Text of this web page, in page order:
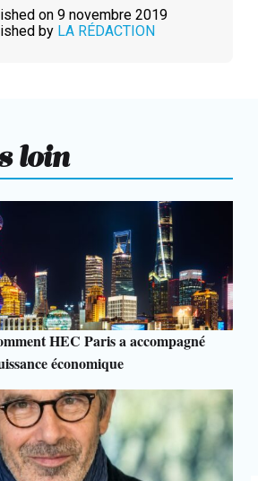
on 9 novembre 2019
by LA RÉDACTION
loin
HEC Paris a accompagné
économique